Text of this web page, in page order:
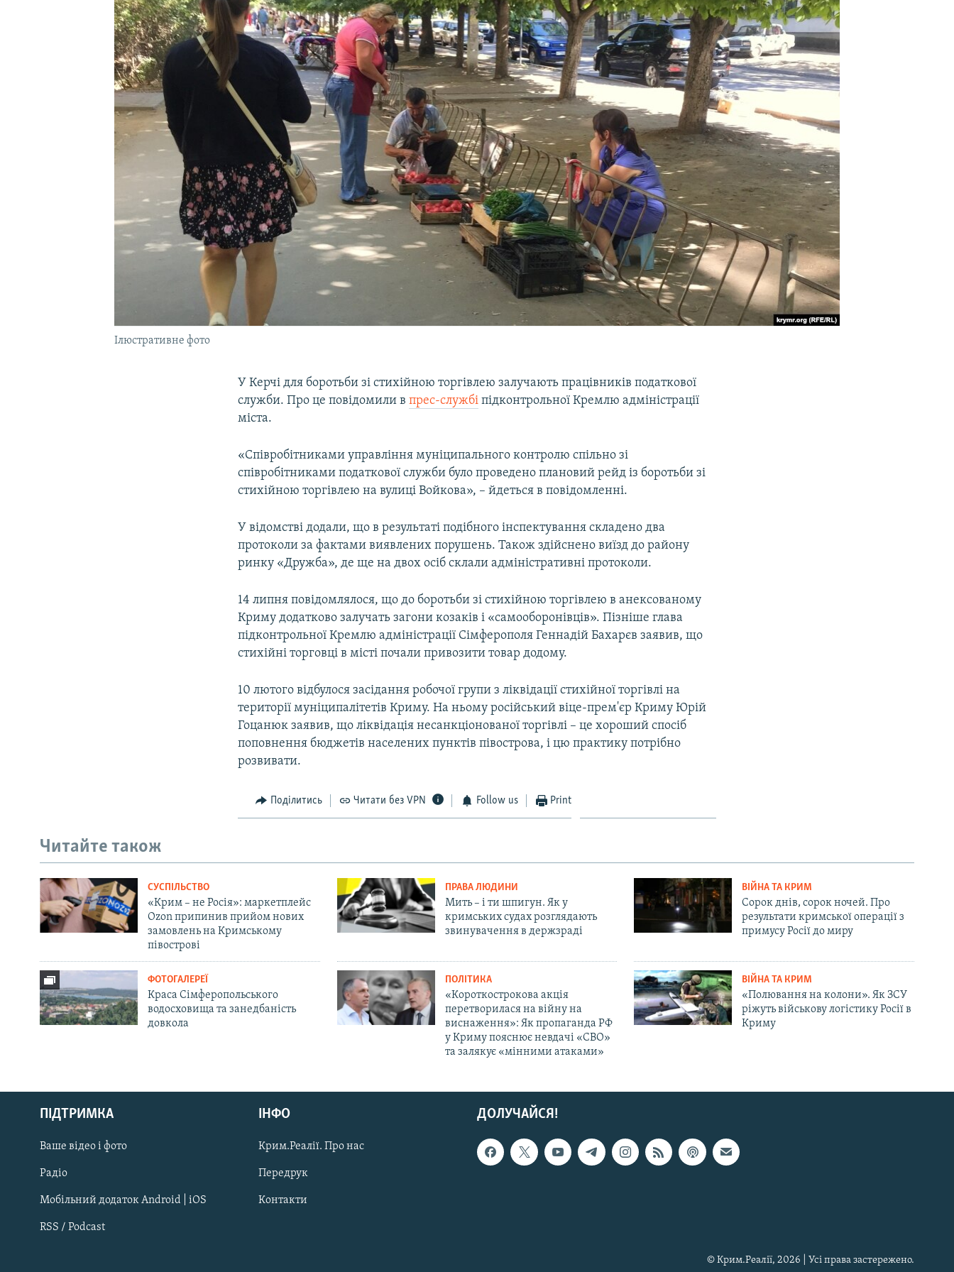
УКРАЇНСЬКА ПРОБЛЕМА КРИМУ
Русский
Qırımtatar
ДОЛУЧАЙСЯ!
Ілюстративне фото
У Керчі для боротьби зі стихійною торгівлею залучають працівників податкової
служби. Про це повідомили впрес-службі підконтрольної Кремлю адміністрації
міста.
«Співробітниками управління муніципального контролю спільно зі
співробітниками податкової служби було проведено плановий рейд із боротьби зі
стихійною торгівлею на вулиці Войкова», – йдеться в повідомленні.
У відомстві додали, що в результаті подібного інспектування складено два
протоколи за фактами виявлених порушень. Також здійснено виїзд до району
ринку «Дружба», де ще на двох осіб склали адміністративні протоколи.
14 липня повідомлялося, що до боротьби зі стихійною торгівлею в анексованому
Криму додатково залучать загони козаків і «самооборонівців». Пізніше глава
підконтрольної Кремлю адміністрації Сімферополя Геннадій Бахарєв заявив, що
стихійні торговці в місті почали привозити товар додому.
10 лютого відбулося засідання робочої групи з ліквідації стихійної торгівлі на
території муніципалітетів Криму. На ньому російський віце-прем'єр Криму Юрій
Гоцанюк заявив, що ліквідація несанкціонованої торгівлі – це хороший спосіб
поповнення бюджетів населених пунктів півострова, і цю практику потрібно
розвивати.
Поділитись Читати без VPN Follow us Print
Читайте також
СУСПІЛЬСТВО
«Крим – не Росія»: маркетплейс
Ozon припинив прийом нових
замовлень на Кримському
півострові
ПРАВА ЛЮДИНИ
Мить – і ти шпигун. Як у
кримських судах розглядають
звинувачення в держзраді
ВІЙНА ТА КРИМ
Сорок днів, сорок ночей. Про
результати кримської операції з
примусу Росії до миру
ФОТОГАЛЕРЕЇ
Краса Сімферопольського
водосховища та занедбаність
довкола
ПОЛІТИКА
«Короткострокова акція
перетворилася на війну на
виснаження»: Як пропаганда РФ
у Криму пояснює невдачі «СВО»
та залякує «мінними атаками»
ВІЙНА ТА КРИМ
«Полювання на колони». Як ЗСУ
ріжуть військову логістику Росії в
Криму
ДОЛУЧАЙСЯ!
ПІДТРИМКА
Ваше відео і фото
Радіо
Мобільний додаток Android | iOS
RSS / Podcast
ІНФО
Крим.Реалії. Про нас
Передрук
Контакти
© Крим.Реалії, 2026 | Усі права застережено.